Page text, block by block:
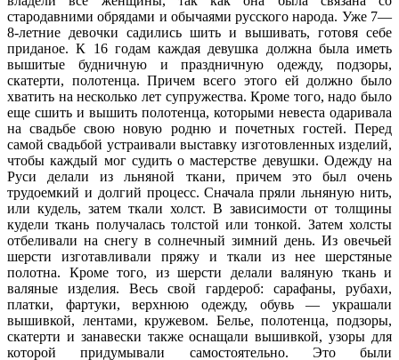
стародавними обрядами и обычаями русского народа. Уже 7—
8-летние девочки садились шить и вышивать, готовя себе
приданое. К 16 годам каждая девушка должна была иметь
вышитые будничную и праздничную одежду, подзоры,
скатерти, полотенца. Причем всего этого ей должно было
хватить на несколько лет супружества. Кроме того, надо было
еще сшить и вышить полотенца, которыми невеста одаривала
на свадьбе свою новую родню и почетных гостей. Перед
самой свадьбой устраивали выставку изготовленных изделий,
чтобы каждый мог судить о мастерстве девушки. Одежду на
Руси делали из льняной ткани, причем это был очень
трудоемкий и долгий процесс. Сначала пряли льняную нить,
или кудель, затем ткали холст. В зависимости от толщины
кудели ткань получалась толстой или тонкой. Затем холсты
отбеливали на снегу в солнечный зимний день. Из овечьей
шерсти изготавливали пряжу и ткали из нее шерстяные
полотна. Кроме того, из шерсти делали валяную ткань и
валяные изделия. Весь свой гардероб: сарафаны, рубахи,
платки, фартуки, верхнюю одежду, обувь — украшали
вышивкой, лентами, кружевом. Белье, полотенца, подзоры,
скатерти и занавески также оснащали вышивкой, узоры для
которой придумывали самостоятельно. Это были